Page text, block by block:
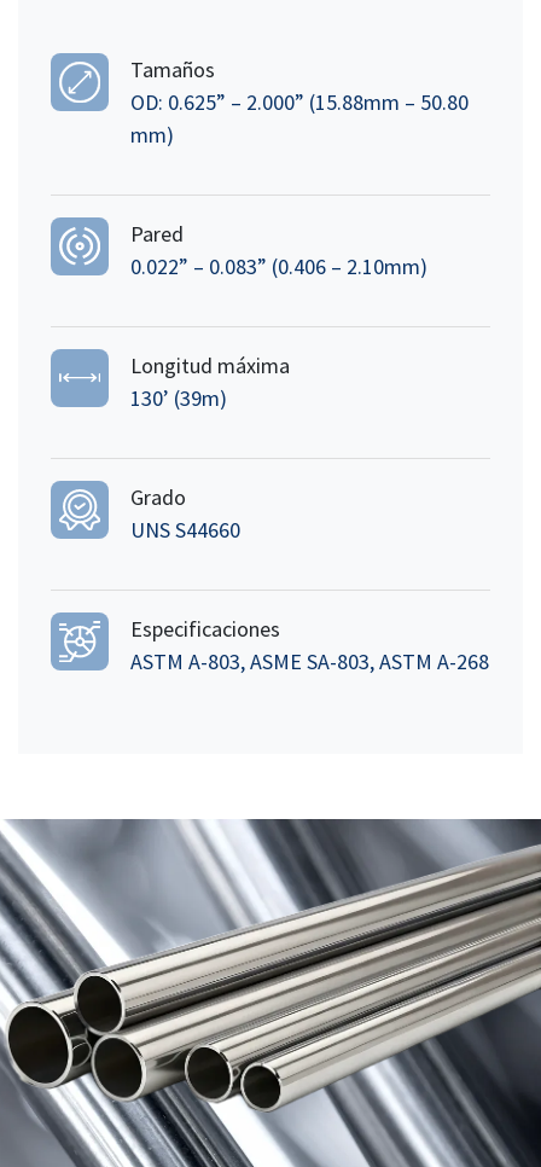
Tamaños
OD: 0.625” – 2.000” (15.88mm – 50.80
mm)
Pared
0.022” – 0.083” (0.406 – 2.10mm)
Longitud máxima
130’ (39m)
Grado
UNS S44660
Especificaciones
ASTM A-803, ASME SA-803, ASTM A-268